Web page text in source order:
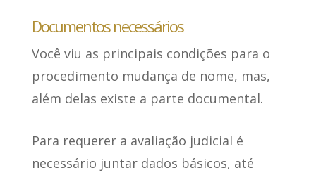
Documentos necessários
Você viu as principais condições para o
procedimento mudança de nome, mas,
além delas existe a parte documental.
Para requerer a avaliação judicial é
necessário juntar dados básicos, até